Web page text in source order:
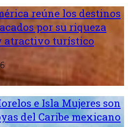
reúne los destinos
por su riqueza
atractivo turístico
e Isla Mujeres son
del Caribe mexicano